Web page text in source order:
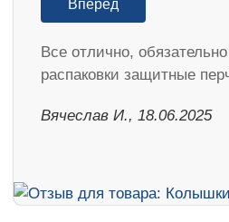
Вперед
Все отлично,
распаковки защитные
Вячеслав И., 18.06.2025